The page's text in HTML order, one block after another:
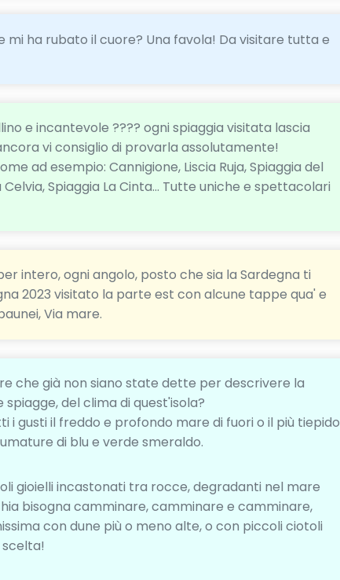
mi ha rubato il cuore? Una favola! Da visitare tutta e
e incantevole ???? ogni spiaggia visitata lascia
vi consiglio di provarla assolutamente!
ad esempio: Cannigione, Liscia Ruja, Spiaggia del
Spiaggia La Cinta... Tutte uniche e spettacolari
intero, ogni angolo, posto che sia la Sardegna ti
2023 visitato la parte est con alcune tappe qua' e
Via mare.
che già non siano state dette per descrivere la
del clima di quest'isola?
i gusti il freddo e profondo mare di fuori o il più tiepido
di blu e verde smeraldo.
gioielli incastonati tra rocce, degradanti nel mare
bisogna camminare, camminare e camminare,
con dune più o meno alte, o con piccoli ciotoli